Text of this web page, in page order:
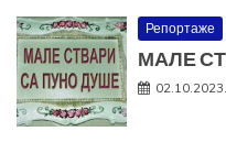
Репортаже
МАЛЕ
02.10.2023.